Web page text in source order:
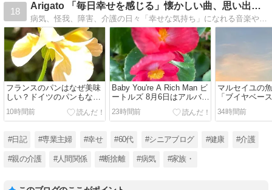
18
Arigato 「毎日幸せを感じる」懐かしい曲、思い出、終活
病気、怪我、障害、介護の日々「幸せな気持ち」になれる音楽や思い出を使ったヒントです。https://www.aiaoko.com/about
フランスのパンはなぜ美味
しい？ドイツのパンもなぜ
美味しい？
10時間前
Baby You're A Rich Man ビ
ートルズ 8月6日はアルバム
「Help！」の英国発売日
23時間前
マルセイユの
「ブイヤベー
ーニュ地方の
ド・ポワソン
34時間前
#日記 #専業主婦 #幸せ #60代 #シニアブログ #健康 #介護
#親の介護 #人間関係 #断捨離 #病気 #家族・